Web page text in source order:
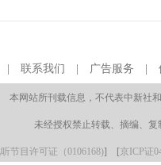
联系我们 广告服务
本网站所刊载信息，不代表中新社
未经授权禁止转载、摘编、复
节目许可证（0106168)] [京ICP证